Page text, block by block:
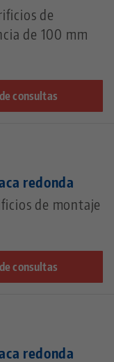
de
de 100 mm
consultas
redonda
de montaje
consultas
redonda